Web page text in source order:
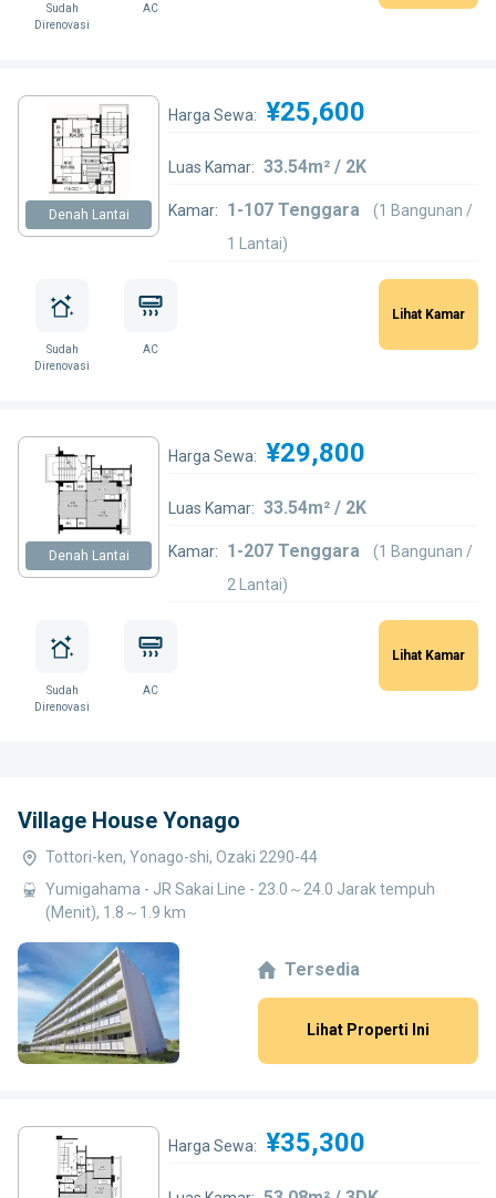
Sudah
Direnovasi
AC
Denah Lantai
Harga Sewa: ¥25,600
Luas Kamar: 33.54m² / 2K
Kamar: 1-107 Tenggara
(1 Bangunan /
1 Lantai)
Sudah
Direnovasi
AC
Lihat Kamar
Denah Lantai
Harga Sewa: ¥29,800
Luas Kamar: 33.54m² / 2K
Kamar: 1-207 Tenggara
(1 Bangunan /
2 Lantai)
Sudah
Direnovasi
AC
Lihat Kamar
Village House Yonago
Tottori-ken, Yonago-shi, Ozaki 2290-44
Yumigahama - JR Sakai Line - 23.0～24.0 Jarak tempuh
(Menit), 1.8～1.9 km
Tersedia
Lihat Properti Ini
Harga Sewa: ¥35,300